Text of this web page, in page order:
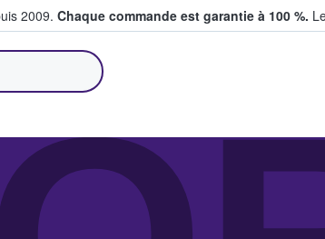
2009. Chaque commande est garantie à 100 %.
des billets